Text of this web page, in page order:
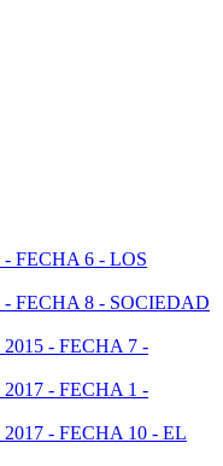
FECHA 6 - LOS
FECHA 8 - SOCIEDAD
- FECHA 7 -
- FECHA 1 -
- FECHA 10 - EL